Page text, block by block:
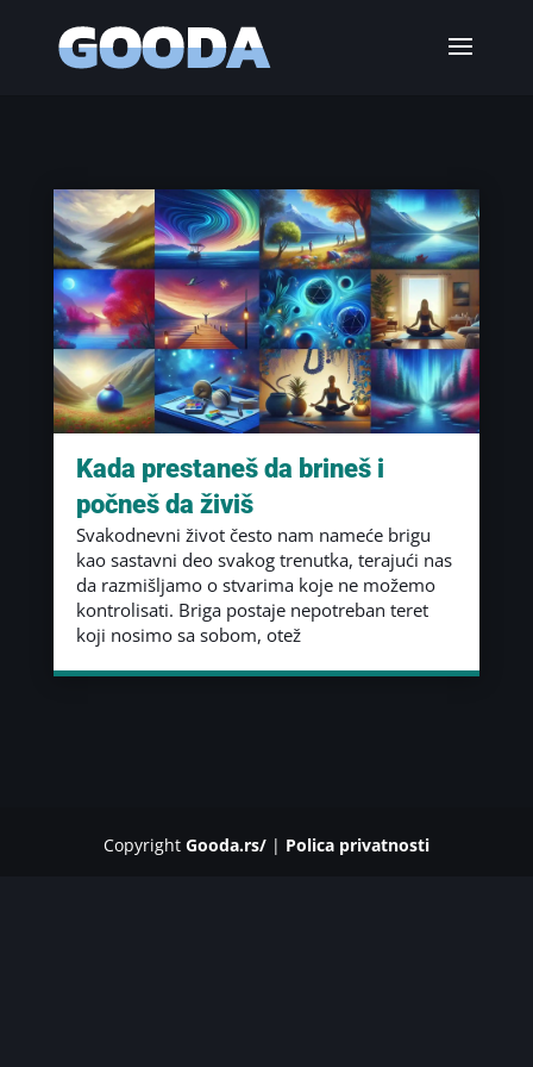
Kada prestaneš da brineš i
počneš da živiš
Svakodnevni život često nam nameće brigu
kao sastavni deo svakog trenutka, terajući nas
da razmišljamo o stvarima koje ne možemo
kontrolisati. Briga postaje nepotreban teret
koji nosimo sa sobom, otež
Copyright Gooda.rs/| Polica privatnosti